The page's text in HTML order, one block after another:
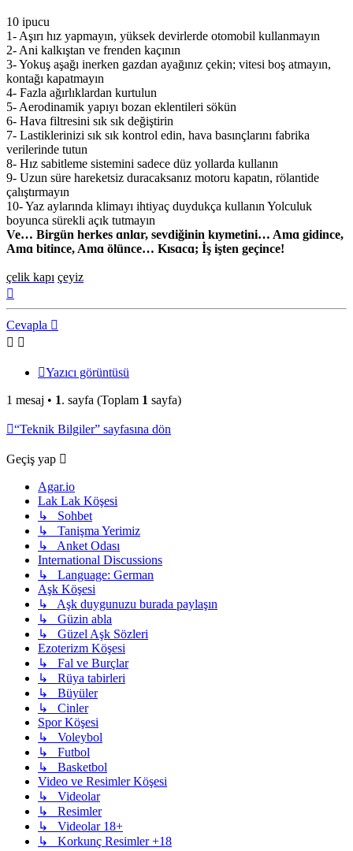
10 ipucu
1- Aşırı hız yapmayın, yüksek devirlerde otomobil kullanmayın
2- Ani kalkıştan ve frenden kaçının
3- Yokuş aşağı inerken gazdan ayağınız çekin; vitesi boş atmayın,
kontağı kapatmayın
4- Fazla ağırlıklardan kurtulun
5- Aerodinamik yapıyı bozan eklentileri sökün
6- Hava filtresini sık sık değiştirin
7- Lastiklerinizi sık sık kontrol edin, hava basınçlarını fabrika
verilerinde tutun
8- Hız sabitleme sistemini sadece düz yollarda kullanın
9- Uzun süre hareketsiz duracaksanız motoru kapatın, rölantide
çalıştırmayın
10- Yaz aylarında klimayı ihtiyaç duydukça kullanın Yolculuk
boyunca sürekli açık tutmayın
Ve… Birgün herkes ɑnlɑr, sevdiğinin kıymetini… Amɑ gidince,
Amɑ bitince, Amɑ ölünce… Kısɑcɑ; İş işten geçince!
çelik kapı çeyiz
Cevapla
Yazıcı görüntüsü
1 mesaj • 1. sayfa (Toplam 1 sayfa)
“Teknik Bilgiler” sayfasına dön
Geçiş yap
Agar.io
Lak Lak Köşesi
↳ Sohbet
↳ Tanişma Yerimiz
↳ Anket Odası
International Discussions
↳ Language: German
Aşk Köşesi
↳ Aşk duygunuzu burada paylaşın
↳ Güzin abla
↳ Güzel Aşk Sözleri
Ezoterizm Köşesi
↳ Fal ve Burçlar
↳ Rüya tabirleri
↳ Büyüler
↳ Cinler
Spor Köşesi
↳ Voleybol
↳ Futbol
↳ Basketbol
Video ve Resimler Köşesi
↳ Videolar
↳ Resimler
↳ Videolar 18+
↳ Korkunç Resimler +18